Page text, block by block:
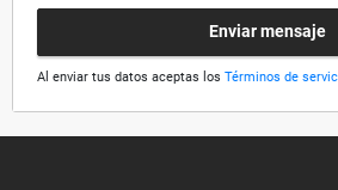
Enviar mensaje
Al enviar tus datos aceptas los Términos de